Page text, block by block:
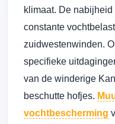
klimaat. De
constante
zuidwestenwinden.
specifieke
van de winderige
beschutte hofjes.
vochtbescherming